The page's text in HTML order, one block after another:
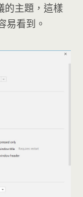
的主題，這樣
易看到。